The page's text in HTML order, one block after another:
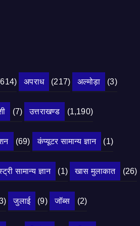
अपराध (217) अल्मोड़ा (3)
(7) उत्तराखण्ड (1,190)
(69) कंप्यूटर सामान्य ज्ञान (1)
सामान्य ज्ञान (1) खास मुलाकात (26)
जुलाई (9) जॉब्स (2)